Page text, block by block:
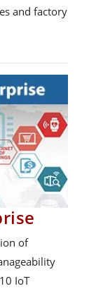
and factory
of
IoT